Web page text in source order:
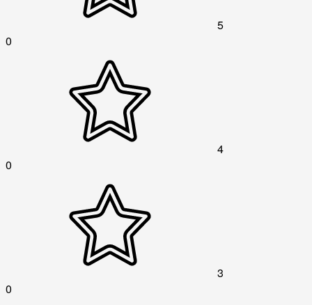
5
0
4
0
3
0